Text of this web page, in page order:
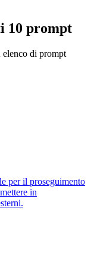
10 prompt
elenco di prompt
per il proseguimento
in